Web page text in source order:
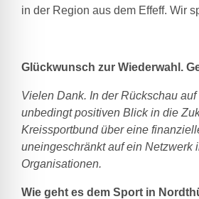
in der Region aus dem Effeff. Wir
Glückwunsch zur Wiederwahl.
Vielen Dank. In der Rückschau
unbedingt positiven Blick in die
Kreissportbund über eine
uneingeschränkt auf ein Netzwerk
Organisationen.
Wie geht es dem Sport in